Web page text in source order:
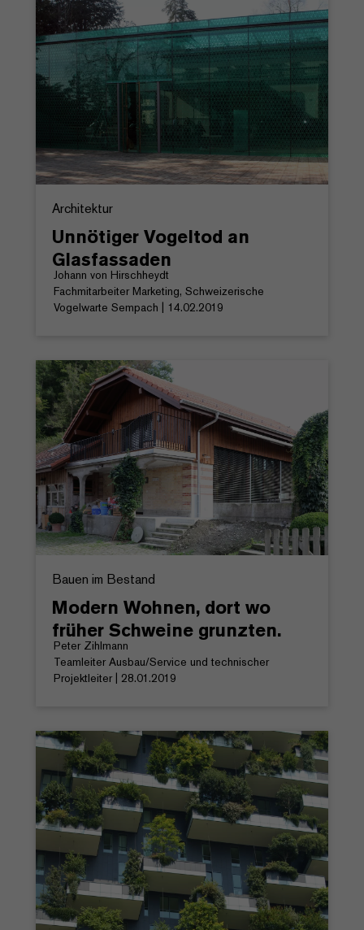
Architektur
Unnötiger Vogeltod an
Glasfassaden
Johann von Hirschheydt
Fachmitarbeiter Marketing, Schweizerische
Vogelwarte Sempach | 14.02.2019
Bauen im Bestand
Modern Wohnen, dort wo
früher Schweine grunzten.
Peter Zihlmann
Teamleiter Ausbau/Service und technischer
Projektleiter | 28.01.2019